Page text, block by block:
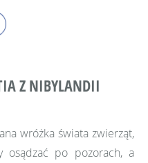
Z NIBYLANDII
wróżka świata zwierząt,
osądzać po pozorach, a